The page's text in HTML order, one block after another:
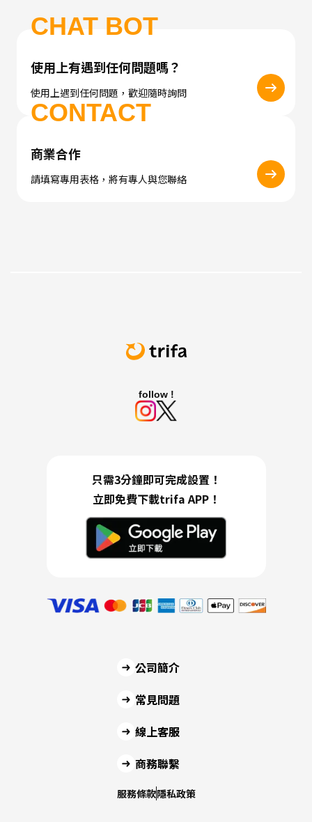
CHAT BOT
使用上有遇到任何問題嗎？
使用上遇到任何問題，歡迎隨時詢問
CONTACT
商業合作
請填寫專用表格，將有專人與您聯絡
follow !
只需3分鐘即可完成設置！
立即免費下載trifa APP！
公司簡介
常見問題
線上客服
商務聯繫
服務條款隱私政策